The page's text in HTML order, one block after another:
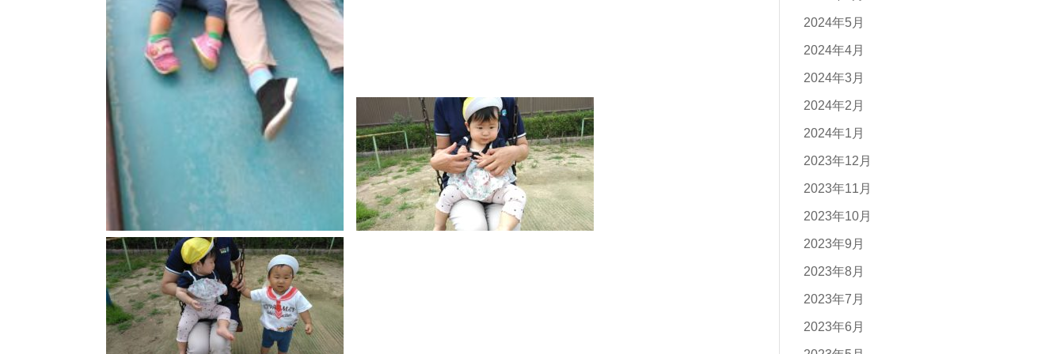
2024年5月
2024年4月
2024年3月
2024年2月
2024年1月
2023年12月
2023年11月
2023年10月
2023年9月
2023年8月
2023年7月
2023年6月